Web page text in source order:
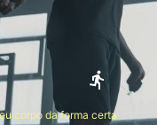
corpo da forma certa